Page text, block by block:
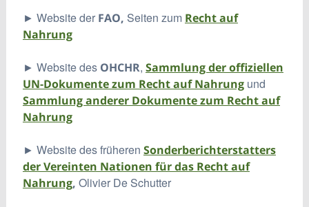
► Website der FAO, Seiten zum Recht auf
Nahrung
► Website des OHCHR, Sammlung der offiziellen
UN-Dokumente zum Recht auf Nahrungund
Sammlung anderer Dokumente zum Recht auf
Nahrung
► Website des früheren Sonderberichterstatters
der Vereinten Nationen für das Recht auf
Nahrung, Olivier De Schutter